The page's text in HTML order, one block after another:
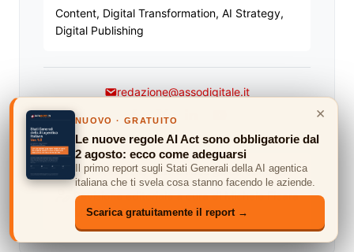
Content, Digital Transformation, AI Strategy,
Digital Publishing
redazione@assodigitale.it
Facebook
Twitter
Controllo delle fonti e linee guida editoriali
Revisione editoriale a cura di Michele Ficara
Manganelli
×
NUOVO · GRATUITO
Le nuove regole AI Act sono obbligatorie dal
2 agosto: ecco come adeguarsi
Il primo report sugli Stati Generali della AI agentica
italiana che ti svela cosa stanno facendo le aziende.
Scarica gratuitamente il report →